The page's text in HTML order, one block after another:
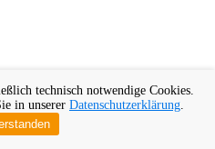
technisch notwendige Cookies.
in unserer Datenschutzerklärung.